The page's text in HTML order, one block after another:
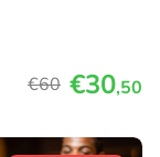
€60 €30,50